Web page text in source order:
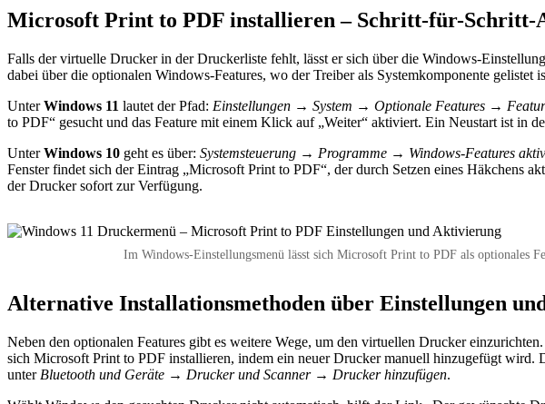
Microsoft Print to PDF installieren – Schritt-für-Schritt-
Falls der virtuelle Drucker in der Druckerliste fehlt, lässt er sich über die Windows-
dabei über die optionalen Windows-Features, wo der Treiber als Systemkomponente gelistet
UnterWindows 11 lautet der Pfad: Einstellungen → System → Optionale Features →
to PDF“ gesucht und das Feature mit einem Klick auf „Weiter“ aktiviert. Ein Neustart ist in
UnterWindows 10 geht es über: Systemsteuerung → Programme → Windows-Features
Fenster findet sich der Eintrag „Microsoft Print to PDF“, der durch Setzen eines Häkchens
der Drucker sofort zur Verfügung.
Im Windows-Einstellungsmenü lässt sich Microsoft Print to PDF als optionales
Alternative Installationsmethoden über Einstellungen
Neben den optionalen Features gibt es weitere Wege, um den virtuellen Drucker
sich Microsoft Print to PDF installieren, indem ein neuer Drucker manuell hinzugefügt wird.
unter Bluetooth und Geräte → Drucker und Scanner → Drucker hinzufügen.